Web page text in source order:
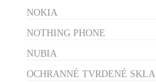
NOKIA
NOTHING PHONE
NUBIA
OCHRANNÉ TVRDENÉ SKLA